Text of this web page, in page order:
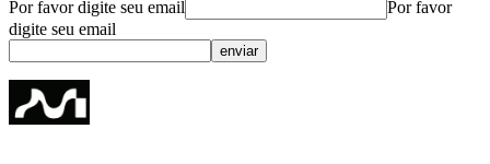
Por favor digite seu email
Por favor
digite seu email
enviar